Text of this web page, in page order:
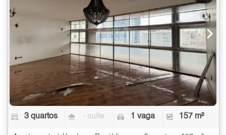
3 quartos - suíte 1 vaga 157 m²